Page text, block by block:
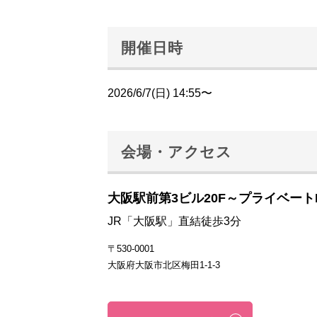
開催日時
2026/6/7(日) 14:55〜
会場・アクセス
大阪駅前第3ビル20F～プライベー
JR「大阪駅」直結徒歩3分
〒530-0001
大阪府大阪市北区梅田1-1-3